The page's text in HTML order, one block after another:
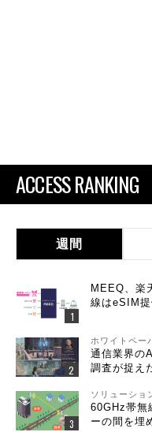
ACCESS RANKING
週間
MEEQ、楽
線はeSIM
ホワイトペー
通信業界の
調査が捉え
ソリューショ
60GHz帯
ーの間を埋